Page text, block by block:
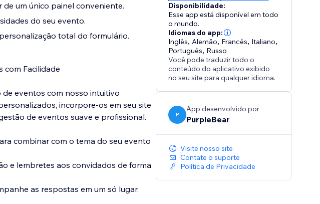
um único painel conveniente.
do seu evento.
total do formulário.
com Facilidade
de eventos com nosso intuitivo
incorpore-os em seu site
de eventos suave e profissional.
combinar com o tema do seu evento
e lembretes aos convidados de forma
as respostas em um só lugar.
Disponibilidade:
Esse app está disponível em todo
o mundo.
Idiomas do app:
Inglês, Alemão, Francês, Italiano,
Português, Russo
Você pode traduzir todo o
conteúdo do aplicativo exibido
no seu site para qualquer idioma.
P
App desenvolvido por
PurpleBear
Visite nosso site
Contate o suporte
Política de Privacidade